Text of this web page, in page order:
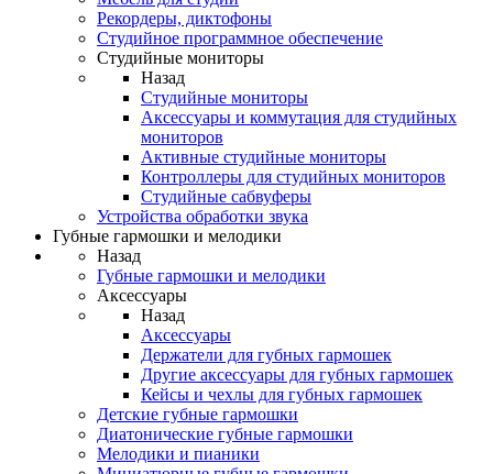
Рекордеры, диктофоны
Студийное программное обеспечение
Студийные мониторы
Назад
Студийные мониторы
Аксессуары и коммутация для студийных
мониторов
Активные студийные мониторы
Контроллеры для студийных мониторов
Студийные сабвуферы
Устройства обработки звука
Губные гармошки и мелодики
Назад
Губные гармошки и мелодики
Аксессуары
Назад
Аксессуары
Держатели для губных гармошек
Другие аксессуары для губных гармошек
Кейсы и чехлы для губных гармошек
Детские губные гармошки
Диатонические губные гармошки
Мелодики и пианики